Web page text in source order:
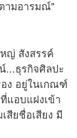
ามอารมณ์"
ญ่ สังสรรค์
...ธุรกิจศิลปะ
อง อยู่ในเกณฑ์
แอบแฝงเข้า
สียชื่อเสียง มี